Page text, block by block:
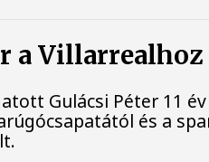
a
Gulácsi Péter 11
és a